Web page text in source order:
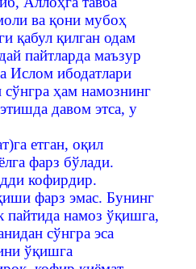
ва қони мубоҳ
қабул қилган одам
пайтларда маъзур
Ислом ибодатлари
ҳам намознинг
давом этса, у
етган, оқил
фарз бўлади.
кофирдир.
фарз эмас. Бунинг
пайтида намоз ўқишга,
сўнгра эса
ўқишга